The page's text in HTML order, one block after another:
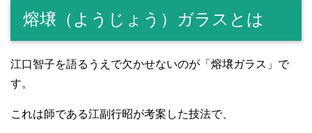
熔壌（ようじょう）ガラスとは
江口智子を語るうえで欠かせないのが「熔壌ガラス」で
す。
これは師である江副行昭が考案した技法で、